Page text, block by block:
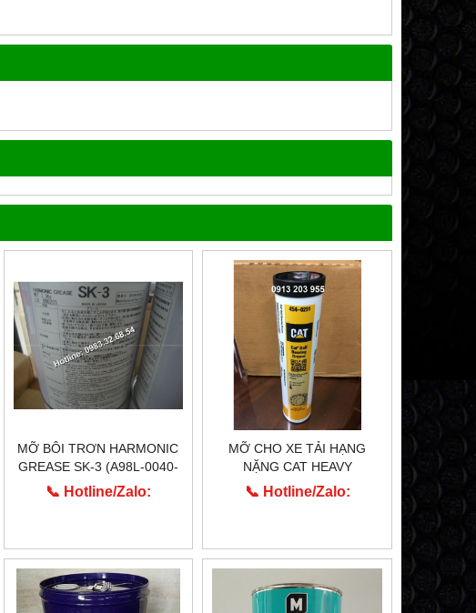
MỠ BÔI TRƠN HARMONIC
GREASE SK-3 (A98L-0040-
0110)
📞 Hotline/Zalo:
MỠ CHO XE TẢI HẠNG
NẶNG CAT HEAVY
MACHINERY 454-0291
📞 Hotline/Zalo: